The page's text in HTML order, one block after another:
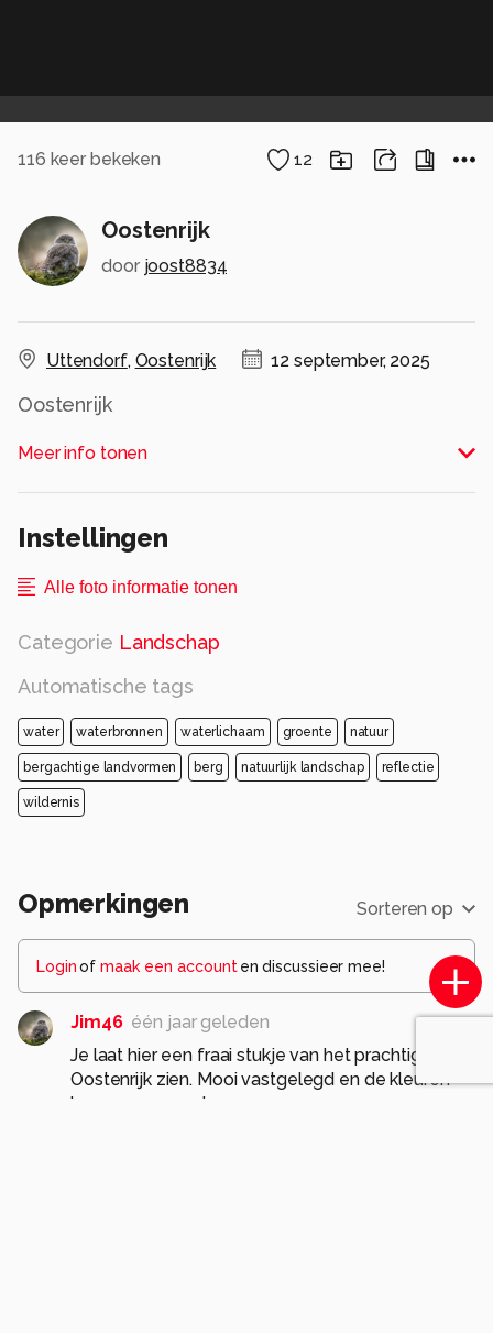
116 keer bekeken 12
Oostenrijk
door joost8834
Uttendorf, Oostenrijk 12 september, 2025
Oostenrijk
Alle rechten voorbehouden
Meer info tonen
Instellingen
Alle foto informatie tonen
Categorie Landschap
Automatische tags
water waterbronnen waterlichaam groente natuur
bergachtige landvormen berg natuurlijk landschap reflectie
wildernis
Opmerkingen Sorteren op
Loginof maak een account en discussieer mee!
Jim46 één jaar geleden
Je laat hier een fraai stukje van het prachtige
Oostenrijk zien. Mooi vastgelegd en de kleuren
komen erg goed over.